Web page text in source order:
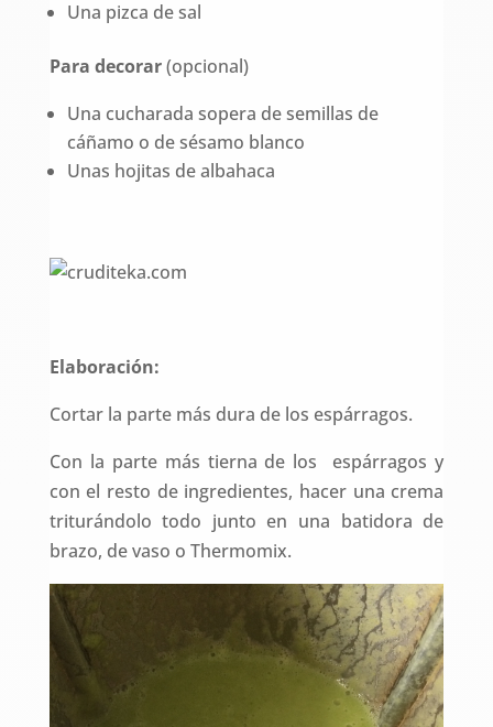
Una pizca de sal
Para decorar(opcional)
Una cucharada sopera de semillas de
cáñamo o de sésamo blanco
Unas hojitas de albahaca
Elaboración:
Cortar la parte más dura de los espárragos.
Con la parte más tierna de los espárragos y
con el resto de ingredientes, hacer una crema
triturándolo todo junto en una batidora de
brazo, de vaso o Thermomix.